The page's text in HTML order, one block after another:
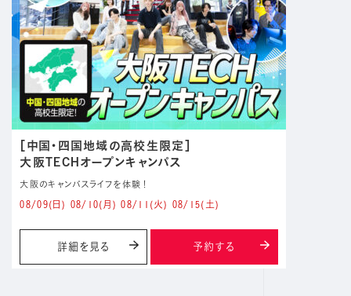
［中国・四国地域の高校生限定］
大阪TECHオープンキャンパス
大阪のキャンパスライフを体験！
08/09(日) 08/10(月) 08/11 (火) 08/15(土)
詳細を見る 予約する